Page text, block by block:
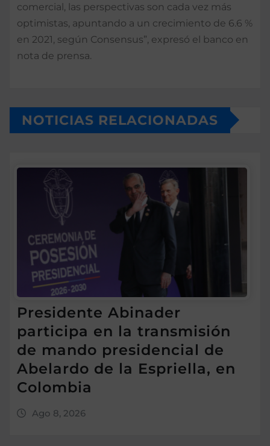
comercial, las perspectivas son cada vez más
optimistas, apuntando a un crecimiento de 6.6 %
en 2021, según Consensus”, expresó el banco en
nota de prensa.
NOTICIAS RELACIONADAS
Presidente Abinader
participa en la transmisión
de mando presidencial de
Abelardo de la Espriella, en
Colombia
Ago 8, 2026